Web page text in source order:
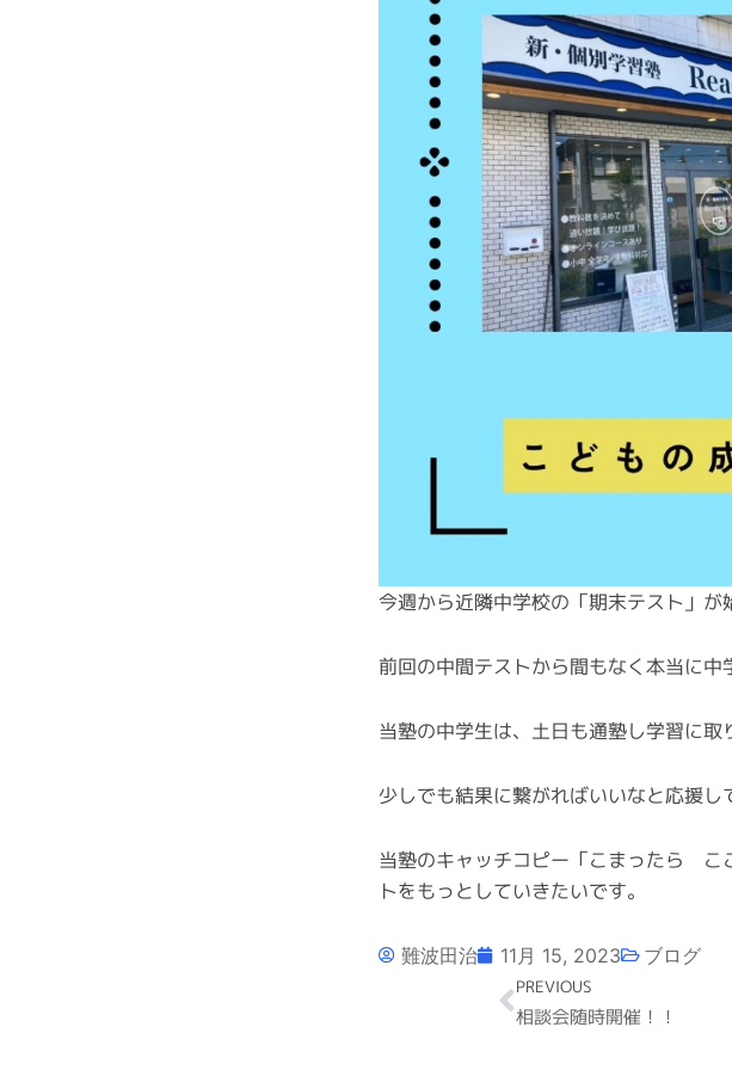
今週から近隣中学校の「期末テスト」が
前回の中間テストから間もなく本当に中
当塾の中学生は、土日も通塾し学習に取
少しでも結果に繋がればいいなと応援し
当塾のキャッチコピー「こまったら こ
トをもっとしていきたいです。
難波田治 11月 15, 2023 ブログ
Prev
PREVIOUS
相談会随時開催！！